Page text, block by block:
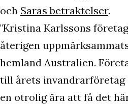
och Saras betraktelser.
"Kristina Karlssons
återigen
hemland Australien.
till årets invandrarföretag
en otrolig ära att få det